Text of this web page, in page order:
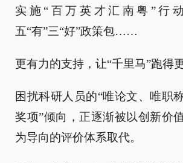
实施“百万英才汇南粤”行
五“有”三“好”政策包……
更有力的支持，让“千里马”跑得更
困扰科研人员的“唯论文、唯职
奖项”倾向，正逐渐被以创新价
为导向的评价体系取代。